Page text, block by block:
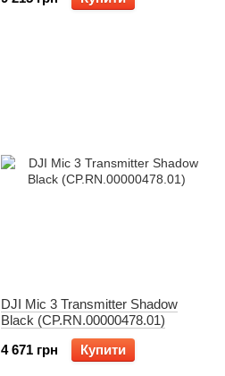
DJI Mic 3 Transmitter Shadow
Black (CP.RN.00000478.01)
4 671 грн
Купити